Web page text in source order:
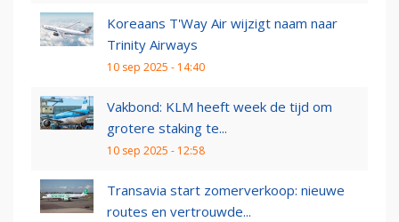
Koreaans T'Way Air wijzigt naam naar
Trinity Airways
10 sep 2025 - 14:40
Vakbond: KLM heeft week de tijd om
grotere staking te...
10 sep 2025 - 12:58
Transavia start zomerverkoop: nieuwe
routes en vertrouwde...